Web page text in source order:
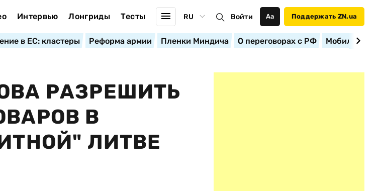
Интервью Лонгриды Тесты RU Войти Аа Поддержать ZN.ua
в ЕС: кластеры Реформа армии Пленки Миндича О переговорах с РФ
РАЗРЕШИТЬ
В
ЛИТВЕ